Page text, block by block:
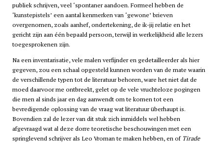
publiek schrijven, veel ‘spontaner aandoen. Formeel hebben de
‘kunstepistels’ een aantal kenmerken van ‘gewone’ brieven
overgenomen, zoals aanhef, ondertekening, de ik-jij relatie en het
gericht zijn aan één bepaald persoon, terwijl in werkelijkheid alle lezers
toegesprokenen zijn.
Na een inventarisatie, vele malen verfijnder en gedetailleerder als hier
gegeven, zou een schaal opgesteld kunnen worden van de mate waarin
de verschillende typen tot de literatuur behoren, ware het niet dat de
moed daarvoor me ontbreekt, gelet op de vele vruchteloze pogingen
die men al sinds jaar en dag aanwendt om te komen tot een
bevredigende oplossing van de vraag wat literatuur überhaupt is.
Bovendien zal de lezer van dit stuk zich inmiddels wel hebben
afgevraagd wat al deze dorre teoretische beschouwingen met een
springlevend schrijver als Leo Vroman te maken hebben, en of Tirade